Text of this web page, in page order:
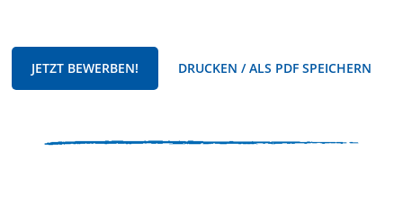
JETZT BEWERBEN! DRUCKEN / ALS PDF SPEICHERN